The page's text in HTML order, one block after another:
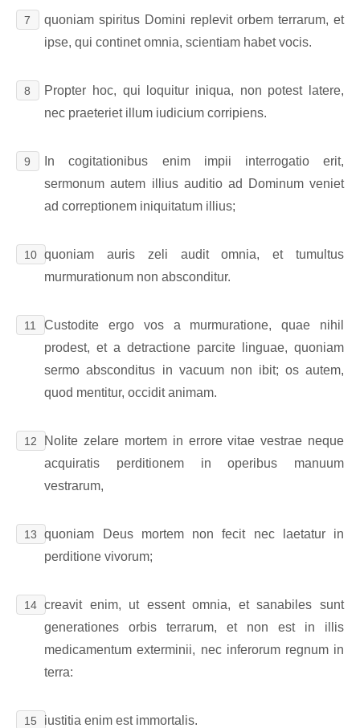
7
quoniam spiritus Domini replevit orbem terrarum, et
ipse, qui continet omnia, scientiam habet vocis.
8
Propter hoc, qui loquitur iniqua, non potest latere,
nec praeteriet illum iudicium corripiens.
9
In cogitationibus enim impii interrogatio erit,
sermonum autem illius auditio ad Dominum veniet
ad correptionem iniquitatum illius;
10 quoniam auris zeli audit omnia, et tumultus
murmurationum non absconditur.
11
Custodite ergo vos a murmuratione, quae nihil
prodest, et a detractione parcite linguae, quoniam
sermo absconditus in vacuum non ibit; os autem,
quod mentitur, occidit animam.
12
Nolite zelare mortem in errore vitae vestrae neque
acquiratis perditionem in operibus manuum
vestrarum,
13
quoniam Deus mortem non fecit nec laetatur in
perditione vivorum;
14 creavit enim, ut essent omnia, et sanabiles sunt
generationes orbis terrarum, et non est in illis
medicamentum exterminii, nec inferorum regnum in
terra:
15 iustitia enim est immortalis.